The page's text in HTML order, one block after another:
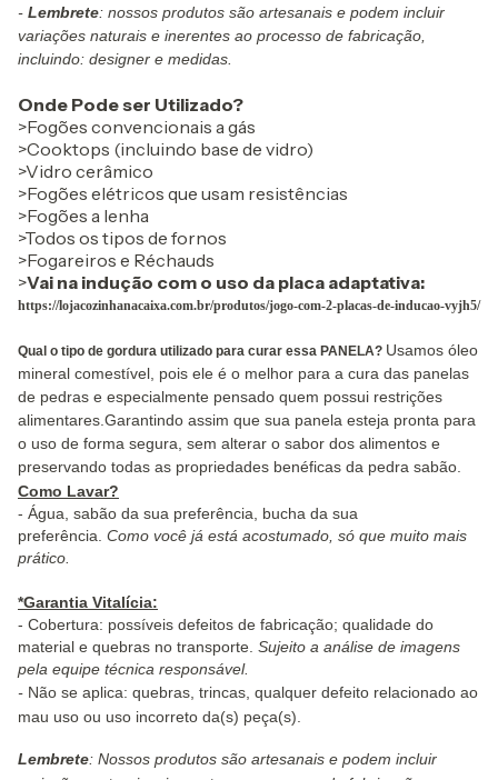
- Lembrete: nossos produtos são artesanais e podem incluir
variações naturais e inerentes ao processo de fabricação,
incluindo: designer e medidas.
Onde Pode ser Utilizado?
>Fogões convencionais a gás
>Cooktops (incluindo base de vidro)
>Vidro cerâmico
>Fogões elétricos que usam resistências
>Fogões a lenha
>Todos os tipos de fornos
>Fogareiros e Réchauds
>Vai na indução com o uso da placa adaptativa:
https://lojacozinhanacaixa.com.br/produtos/jogo-com-2-placas-de-inducao-vyjh5/
Qual o tipo de gordura utilizado para curar essa PANELA? Usamos óleo
mineral comestível, pois ele é o melhor para a cura das panelas
de pedras e especialmente pensado quem possui restrições
alimentares.Garantindo assim que sua panela esteja pronta para
o uso de forma segura, sem alterar o sabor dos alimentos e
preservando todas as propriedades benéficas da pedra sabão.
Como Lavar?
- Água, sabão da sua preferência, bucha da sua
preferência. Como você já está acostumado, só que muito mais
prático.
*Garantia Vitalícia:
- Cobertura: possíveis defeitos de fabricação; qualidade do
material e quebras no transporte. Sujeito a análise de imagens
pela equipe técnica responsável.
- Não se aplica: quebras, trincas, qualquer defeito relacionado ao
mau uso ou uso incorreto da(s) peça(s).
Lembrete: Nossos produtos são artesanais e podem incluir